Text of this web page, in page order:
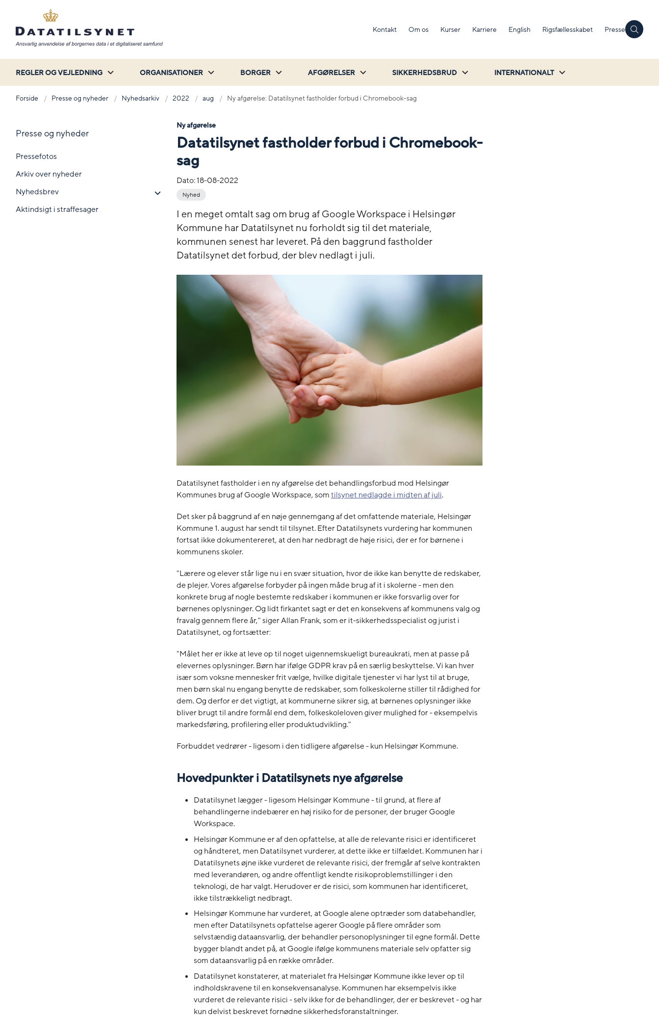
Kontakt Om os Kurser Karriere English Rigsfællesskabet Presse
REGLER OG VEJLEDNING ORGANISATIONER BORGER AFGØRELSER SIKKERHEDSBRUD INTERNATIONALT
Forside Presse og nyheder Nyhedsarkiv 2022 aug Ny afgørelse: Datatilsynet fastholder forbud i Chromebook-sag
Presse og nyheder
Pressefotos
Arkiv over nyheder
Nyhedsbrev
Aktindsigt i straffesager
Ny afgørelse
Datatilsynet fastholder forbud i Chromebook-
sag
Dato:18-08-2022
Nyhed
I en meget omtalt sag om brug af Google Workspace i Helsingør
Kommune har Datatilsynet nu forholdt sig til det materiale,
kommunen senest har leveret. På den baggrund fastholder
Datatilsynet det forbud, der blev nedlagt i juli.
Datatilsynet fastholder i en ny afgørelse det behandlingsforbud mod Helsingør
Kommunes brug af Google Workspace, somtilsynet nedlagde i midten af juli.
Det sker på baggrund af en nøje gennemgang af det omfattende materiale, Helsingør
Kommune 1. august har sendt til tilsynet. Efter Datatilsynets vurdering har kommunen
fortsat ikke dokumentereret, at den har nedbragt de høje risici, der er for børnene i
kommunens skoler.
"Lærere og elever står lige nu i en svær situation, hvor de ikke kan benytte de redskaber,
de plejer. Vores afgørelse forbyder på ingen måde brug af it i skolerne - men den
konkrete brug af nogle bestemte redskaber i kommunen er ikke forsvarlig over for
børnenes oplysninger. Og lidt firkantet sagt er det en konsekvens af kommunens valg og
fravalg gennem flere år," siger Allan Frank, som er it-sikkerhedsspecialist og jurist i
Datatilsynet, og fortsætter:
"Målet her er ikke at leve op til noget uigennemskueligt bureaukrati, men at passe på
elevernes oplysninger. Børn har ifølge GDPR krav på en særlig beskyttelse. Vi kan hver
især som voksne mennesker frit vælge, hvilke digitale tjenester vi har lyst til at bruge,
men børn skal nu engang benytte de redskaber, som folkeskolerne stiller til rådighed for
dem. Og derfor er det vigtigt, at kommunerne sikrer sig, at børnenes oplysninger ikke
bliver brugt til andre formål end dem, folkeskoleloven giver mulighed for - eksempelvis
markedsføring, profilering eller produktudvikling."
Forbuddet vedrører - ligesom i den tidligere afgørelse - kun Helsingør Kommune.
Hovedpunkter i Datatilsynets nye afgørelse
Datatilsynet lægger - ligesom Helsingør Kommune - til grund, at flere af
behandlingerne indebærer en høj risiko for de personer, der bruger Google
Workspace.
Helsingør Kommune er af den opfattelse, at alle de relevante risici er identificeret
og håndteret, men Datatilsynet vurderer, at dette ikke er tilfældet. Kommunen har i
Datatilsynets øjne ikke vurderet de relevante risici, der fremgår af selve kontrakten
med leverandøren, og andre offentligt kendte risikoproblemstillinger i den
teknologi, de har valgt. Herudover er de risici, som kommunen har identificeret,
ikke tilstrækkeligt nedbragt.
Helsingør Kommune har vurderet, at Google alene optræder som databehandler,
men efter Datatilsynets opfattelse agerer Google på flere områder som
selvstændig dataansvarlig, der behandler personoplysninger til egne formål. Dette
bygger blandt andet på, at Google ifølge kommunens materiale selv opfatter sig
som dataansvarlig på en række områder.
Datatilsynet konstaterer, at materialet fra Helsingør Kommune ikke lever op til
indholdskravene til en konsekvensanalyse. Kommunen har eksempelvis ikke
vurderet de relevante risici - selv ikke for de behandlinger, der er beskrevet - og har
kun delvist beskrevet fornødne sikkerhedsforanstaltninger.